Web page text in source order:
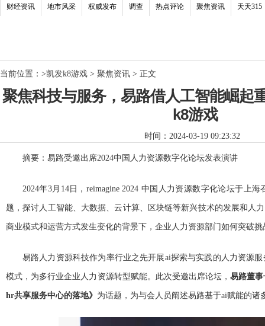
财经资讯 地市风采 权威发布 调查 热点评论 聚焦资讯 天天315
当前位置： >凯发k8游戏 > 聚焦资讯 > 正文
聚焦科技与服务，易路借人工智能崛起
k8游戏
时间：2024-03-19 09:23:32
摘要：易路受邀出席2024中国人力资源数字化论坛发表演讲
2024年3月14日，reimagine 2024 中国人力资源数字化论坛于上
题，探讨人工智能、大数据、云计算、区块链等新兴技术的发展和人
商业模式和运营方式发生变化的背景下，企业人力资源部门如何突破
易路人力资源科技作为率行业之先开展ai探索与实践的人力资源
模式，为多行业企业人力资源转型赋能。此次受邀出席论坛，易路董
hr共享服务中心的落地》 为话题，为与会人员阐述易路基于ai赋能的诸